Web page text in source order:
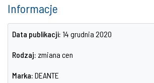
Informacje
Data publikacji: 14 grudnia 2020
Rodzaj: zmiana cen
Marka: DEANTE